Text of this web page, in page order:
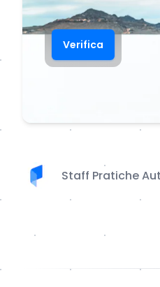
Verifica
Staff Pratiche